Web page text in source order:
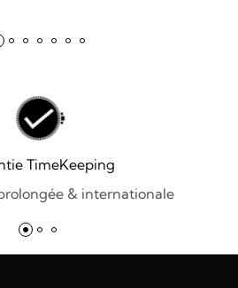
TimeKeeping
& internationale